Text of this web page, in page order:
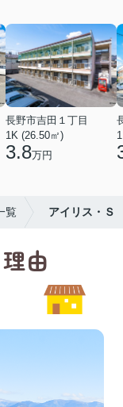
長野市吉田１丁目
1K (26.50㎡)
3.8万円
覧 アイリス・Ｓ
由